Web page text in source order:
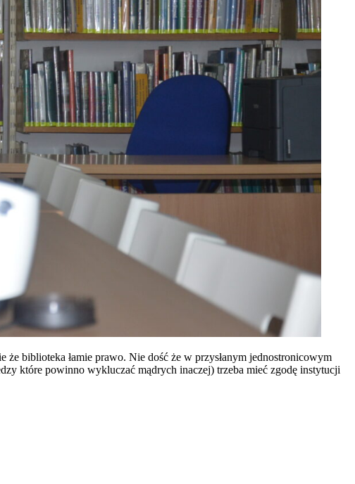
biblioteka łamie prawo. Nie dość że w przysłanym jednostronicowym
które powinno wykluczać mądrych inaczej) trzeba mieć zgodę instytucji